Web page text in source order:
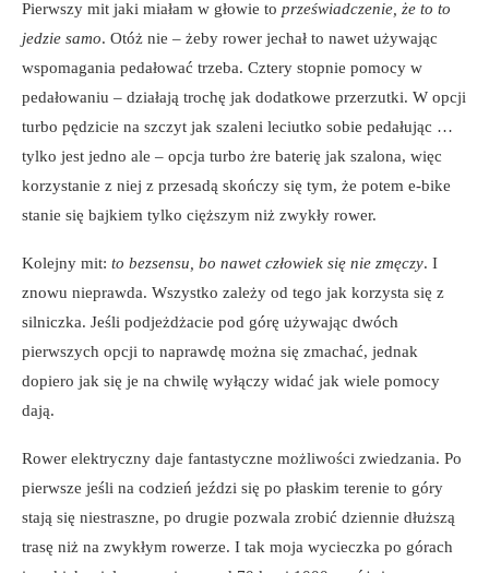
Pierwszy mit jaki miałam w głowie to przeświadczenie, że to to
jedzie samo. Otóż nie – żeby rower jechał to nawet używając
wspomagania pedałować trzeba. Cztery stopnie pomocy w
pedałowaniu – działają trochę jak dodatkowe przerzutki. W opcji
turbo pędzicie na szczyt jak szaleni leciutko sobie pedałując …
tylko jest jedno ale – opcja turbo żre baterię jak szalona, więc
korzystanie z niej z przesadą skończy się tym, że potem e-bike
stanie się bajkiem tylko cięższym niż zwykły rower.
Kolejny mit: to bezsensu, bo nawet człowiek się nie zmęczy. I
znowu nieprawda. Wszystko zależy od tego jak korzysta się z
silniczka. Jeśli podjeżdżacie pod górę używając dwóch
pierwszych opcji to naprawdę można się zmachać, jednak
dopiero jak się je na chwilę wyłączy widać jak wiele pomocy
dają.
Rower elektryczny daje fantastyczne możliwości zwiedzania. Po
pierwsze jeśli na codzień jeździ się po płaskim terenie to góry
stają się niestraszne, po drugie pozwala zrobić dziennie dłuższą
trasę niż na zwykłym rowerze. I tak moja wycieczka po górach